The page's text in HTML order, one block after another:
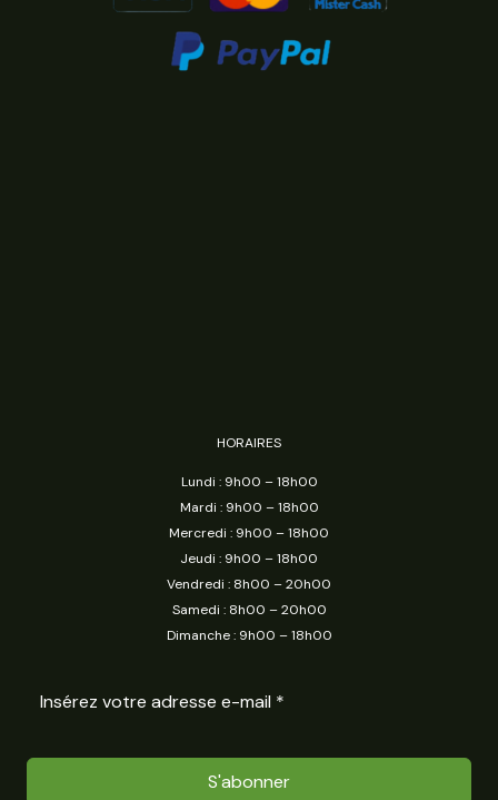
HORAIRES
Lundi : 9h00 – 18h00
Mardi : 9h00 – 18h00
Mercredi : 9h00 – 18h00
Jeudi : 9h00 – 18h00
Vendredi : 8h00 – 20h00
Samedi : 8h00 – 20h00
Dimanche : 9h00 – 18h00
S'abonner